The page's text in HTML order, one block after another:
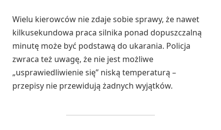
Wielu kierowców nie zdaje sobie sprawy, że nawet
kilkusekundowa praca silnika ponad dopuszczalną
minutę może być podstawą do ukarania. Policja
zwraca też uwagę, że nie jest możliwe
„usprawiedliwienie się” niską temperaturą –
przepisy nie przewidują żadnych wyjątków.